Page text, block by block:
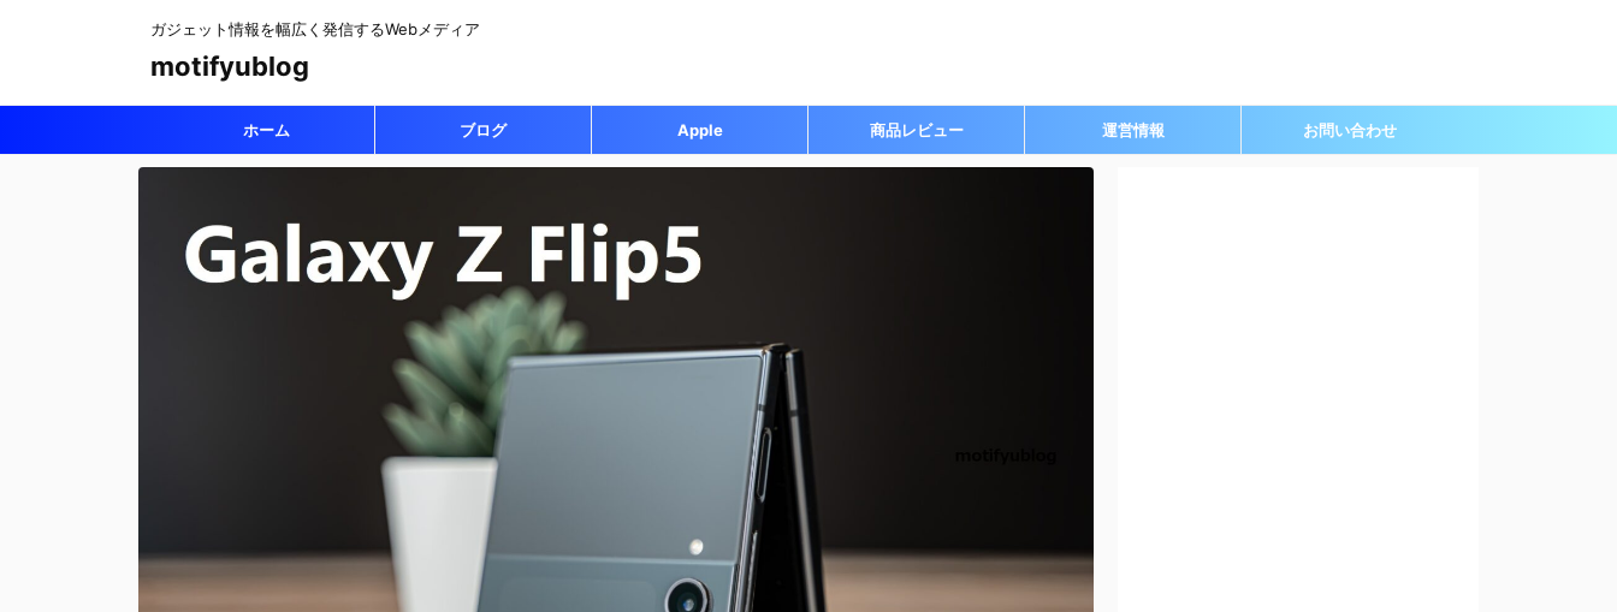
ガジェット情報を幅広く発信するWebメディア
motifyublog
ホーム ブログ Apple 商品レビュー 運営情報 お問い合わせ